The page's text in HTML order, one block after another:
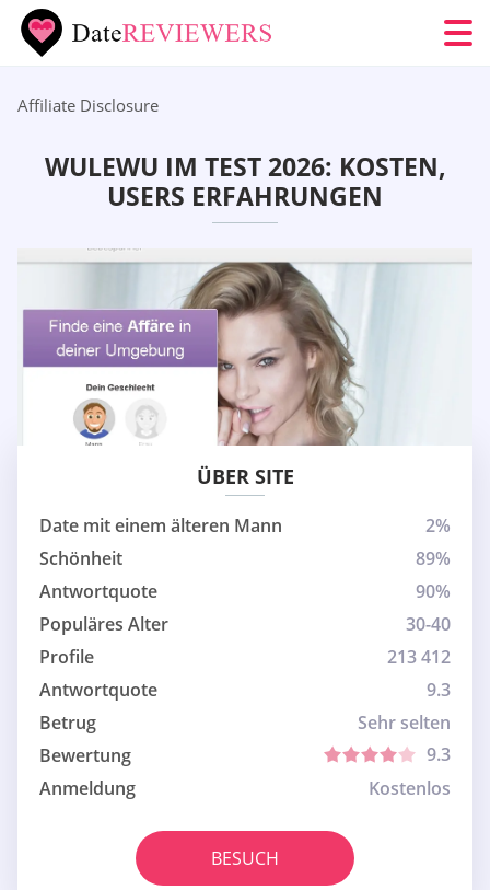
Affiliate Disclosure
WULEWU IM TEST 2026: KOSTEN,
USERS ERFAHRUNGEN
ÜBER SITE
Date mit einem älteren Mann
2%
Schönheit
89%
Antwortquote
90%
Populäres Alter
30-40
Profile
213 412
Antwortquote
9.3
Betrug
Sehr selten
Bewertung
9.3
Anmeldung
Kostenlos
BESUCH